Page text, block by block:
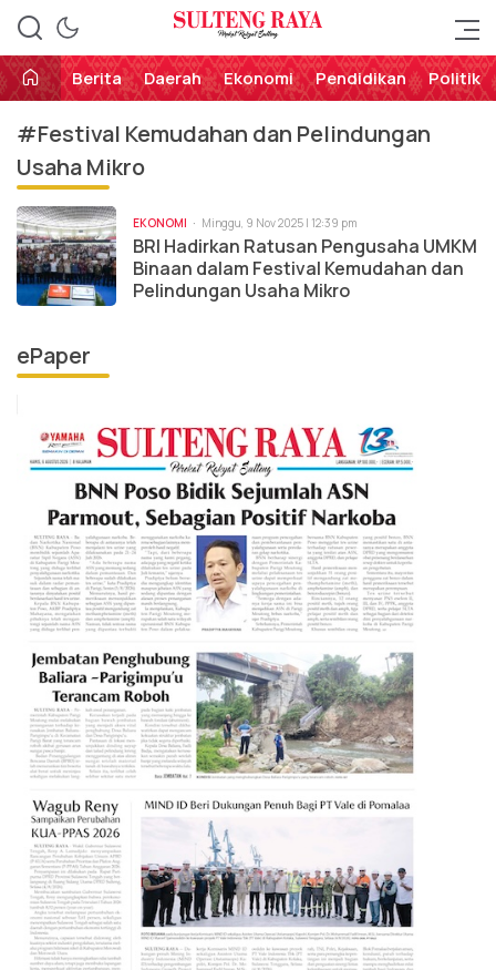
Sulteng Raya
Perekat Rakyat Sulteng
Berita
Daerah Ekonomi Pendidikan Politik
#Festival Kemudahan dan Pelindungan
Usaha Mikro
EKONOMI Minggu, 9 Nov 2025 | 12:39 pm
BRI Hadirkan Ratusan Pengusaha UMKM
Binaan dalam Festival Kemudahan dan
Pelindungan Usaha Mikro
ePaper